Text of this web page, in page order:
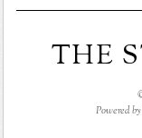
THE
Powered by